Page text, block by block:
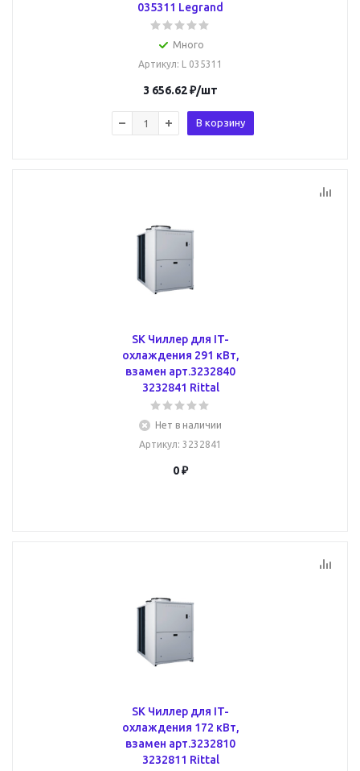
035311 Legrand
Много
Артикул: L 035311
3 656.62₽/шт
В корзину
SK Чиллер для IT-
охлаждения 291 кВт,
взамен арт.3232840
3232841 Rittal
Нет в наличии
Артикул: 3232841
0 ₽
SK Чиллер для IT-
охлаждения 172 кВт,
взамен арт.3232810
3232811 Rittal